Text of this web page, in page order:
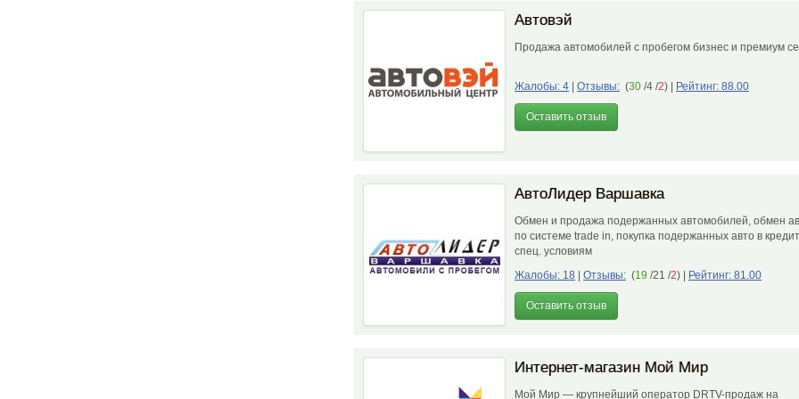
Автовэй
Продажа автомобилей с пробегом бизнес и премиум
Жалобы: 4 Отзывы: (30 /4 /2) Рейтинг: 88.00
Оставить отзыв
АвтоЛидер Варшавка
Обмен и продажа подержанных автомобилей, обмен
по системе trade in, покупка подержанных авто в
спец. условиям
Жалобы: 18
Отзывы: (19 /21 /2) Рейтинг: 81.00
Оставить отзыв
Интернет-магазин Мой Мир
Мой Мир — крупнейший оператор DRTV-продаж на